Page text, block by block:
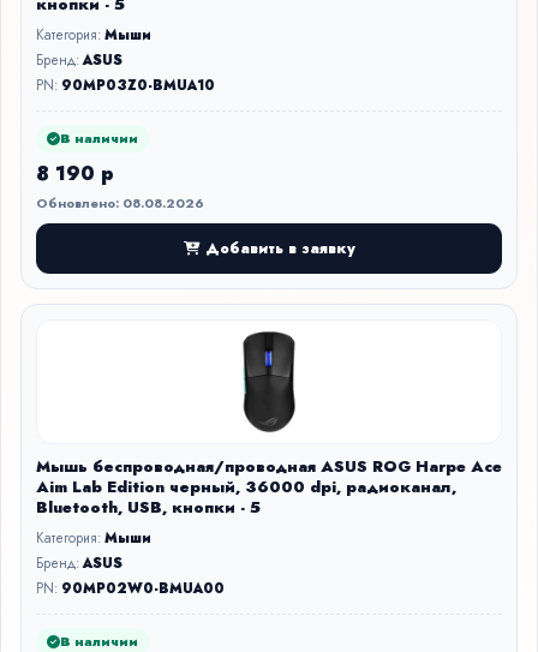
Категория:Мыши
Бренд:ASUS
PN: 90MP03Z0-BMUA10
В наличии
8 190 р
Обновлено: 08.08.2026
Добавить в заявку
Мышь беспроводная/проводная ASUS ROG Harpe Ace
Aim Lab Edition черный, 36000 dpi, радиоканал,
Bluetooth, USB, кнопки - 5
Категория:Мыши
Бренд:ASUS
PN: 90MP02W0-BMUA00
В наличии